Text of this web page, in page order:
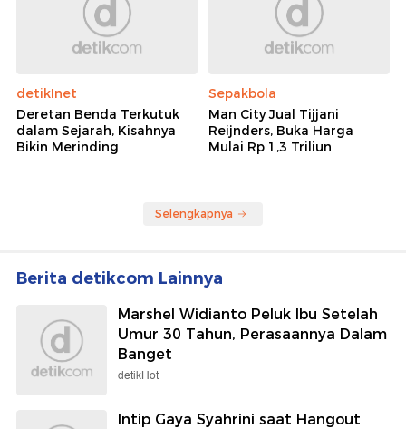
detikInet
Deretan Benda Terkutuk
dalam Sejarah, Kisahnya
Bikin Merinding
Sepakbola
Man City Jual Tijjani
Reijnders, Buka Harga
Mulai Rp 1,3 Triliun
Selengkapnya
Berita detikcom Lainnya
Marshel Widianto Peluk Ibu Setelah
Umur 30 Tahun, Perasaannya Dalam
Banget
detikHot
Intip Gaya Syahrini saat Hangout